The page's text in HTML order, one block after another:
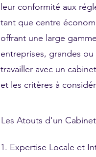
leur conformité aux
tant que centre
offrant une large
entreprises, grandes
travailler avec un
et les critères à
1. Expertise Locale et
Les Atouts d'un